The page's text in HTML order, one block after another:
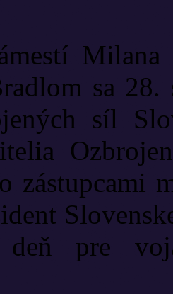
Milana
sa 28.
síl
zástupcami
deň pre